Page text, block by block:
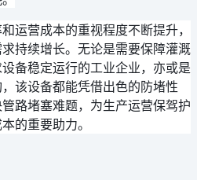
运营成本的重视程度不断提升，
持续增长。无论是需要保障灌溉
备稳定运行的工业企业，亦或是
该设备都能凭借出色的防堵性
路堵塞难题，为生产运营保驾护
的重要助力。